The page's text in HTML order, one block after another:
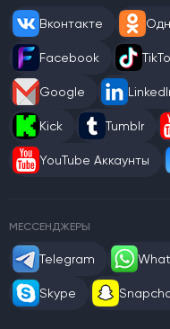
Вконтакте
Facebook
Google
Kick Tumblr
YouTube Аккаунты
МЕССЕНДЖЕРЫ
Telegram
Skype